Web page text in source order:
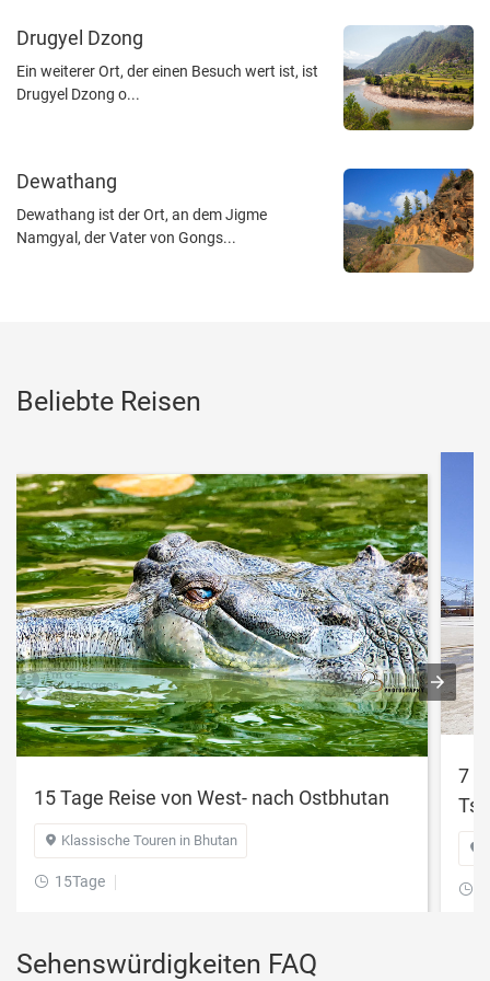
Drugyel Dzong
Ein weiterer Ort, der einen Besuch wert ist, ist
Drugyel Dzong o...
Dewathang
Dewathang ist der Ort, an dem Jigme
Namgyal, der Vater von Gongs...
Beliebte Reisen
15 Tage Reise von West- nach Ostbhutan
 Klassische Touren in Bhutan
 15Tage
7


Sehenswürdigkeiten FAQ